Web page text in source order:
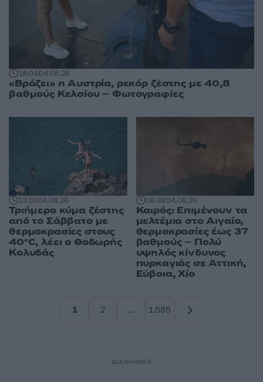
18:0404.08.26
«Βράζει» η Αυστρία, ρεκόρ ζέστης με 40,8
βαθμούς Κελσίου – Φωτογραφίες
13:1804.08.26
Τριήμερο κύμα ζέστης
από το Σάββατο με
θερμοκρασίες στους
40°C, λέει ο Θοδωρής
Κολυδάς
06:3804.08.26
Καιρός: Επιμένουν τα
μελτέμια στο Αιγαίο,
θερμοκρασίες έως 37
βαθμούς – Πολύ
υψηλός κίνδυνος
πυρκαγιάς σε Αττική,
Εύβοια, Χίο
1
2
…
1.585
ΔΙΑΦΗΜΙΣΗ